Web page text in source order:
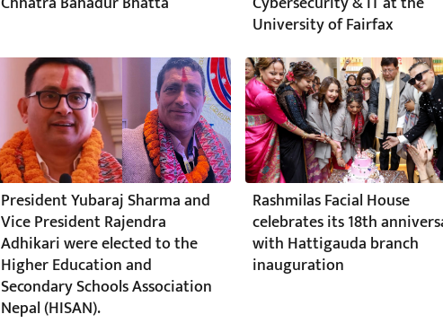
University of Fairfax
President Yubaraj Sharma and
Vice President Rajendra
Adhikari were elected to the
Higher Education and
Secondary Schools Association
Nepal (HISAN).
Rashmilas Facial House
celebrates its 18th
with Hattigauda branch
inauguration